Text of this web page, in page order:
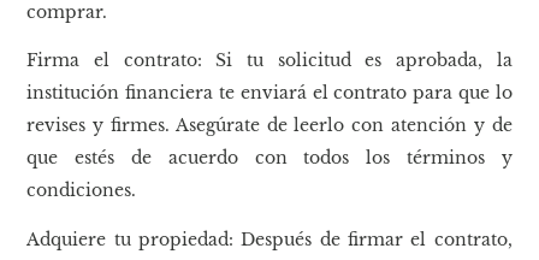
comprar.
Firma el contrato: Si tu solicitud es aprobada, la
institución financiera te enviará el contrato para que lo
revises y firmes. Asegúrate de leerlo con atención y de
que estés de acuerdo con todos los términos y
condiciones.
Adquiere tu propiedad: Después de firmar el contrato,